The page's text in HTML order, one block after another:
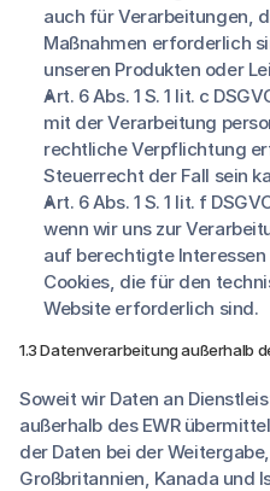
auch für Verarbeitungen,
Maßnahmen erforderlich
unseren Produkten oder
Art. 6 Abs. 1 S. 1 lit. c
mit der Verarbeitung
rechtliche Verpflichtung
Steuerrecht der Fall sein
Art. 6 Abs. 1 S. 1 lit. f
wenn wir uns zur
auf berechtigte
Cookies, die für den
Website erforderlich sind.
1.3 Datenverarbeitung außerhalb
Soweit wir Daten an
außerhalb des EWR
der Daten bei der
Großbritannien, Kanada und